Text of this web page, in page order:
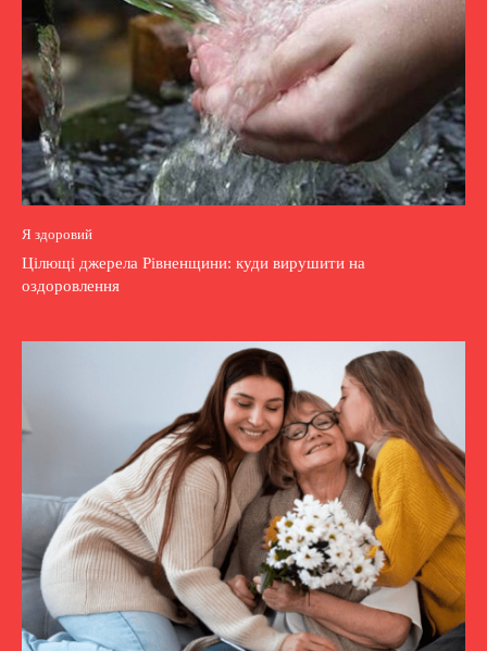
Я здоровий
Цілющі джерела Рівненщини: куди вирушити на
оздоровлення